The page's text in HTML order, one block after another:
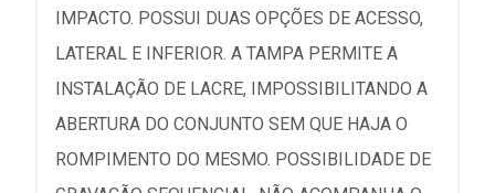
IMPACTO. POSSUI DUAS OPÇÕES DE ACESSO,
LATERAL E INFERIOR. A TAMPA PERMITE A
INSTALAÇÃO DE LACRE, IMPOSSIBILITANDO A
ABERTURA DO CONJUNTO SEM QUE HAJA O
ROMPIMENTO DO MESMO. POSSIBILIDADE DE